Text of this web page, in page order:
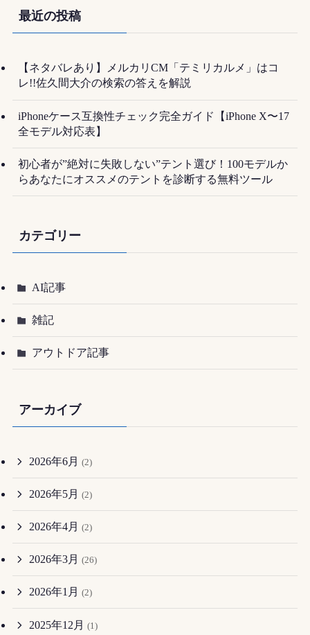
最近の投稿
【ネタバレあり】メルカリCM「テミリカルメ」はコ
レ!!佐久間大介の検索の答えを解説
iPhoneケース互換性チェック完全ガイド【iPhone X〜17
全モデル対応表】
初心者が”絶対に失敗しない”テント選び！100モデルか
らあなたにオススメのテントを診断する無料ツール
カテゴリー
AI記事
雑記
アウトドア記事
アーカイブ
2026年6月 (2)
2026年5月 (2)
2026年4月 (2)
2026年3月 (26)
2026年1月 (2)
2025年12月 (1)